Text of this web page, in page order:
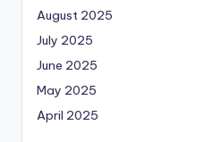
August 2025
July 2025
June 2025
May 2025
April 2025